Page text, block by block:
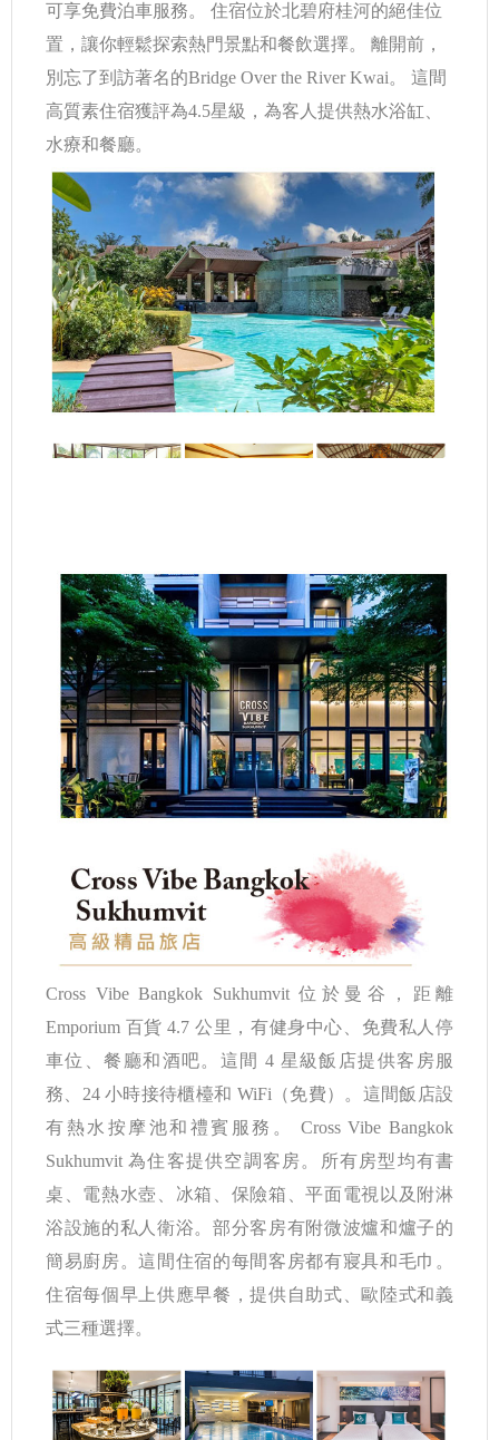
可享免費泊車服務。 住宿位於北碧府桂河的絕佳位
置，讓你輕鬆探索熱門景點和餐飲選擇。 離開前，
別忘了到訪著名的Bridge Over the River Kwai。 這間
高質素住宿獲評為4.5星級，為客人提供熱水浴缸、
水療和餐廳。
Cross Vibe Bangkok Sukhumvit 位於曼谷，距離
Emporium 百貨 4.7 公里，有健身中心、免費私人停
車位、餐廳和酒吧。這間 4 星級飯店提供客房服
務、24 小時接待櫃檯和 WiFi（免費）。這間飯店設
有熱水按摩池和禮賓服務。 Cross Vibe Bangkok
Sukhumvit 為住客提供空調客房。所有房型均有書
桌、電熱水壺、冰箱、保險箱、平面電視以及附淋
浴設施的私人衛浴。部分客房有附微波爐和爐子的
簡易廚房。這間住宿的每間客房都有寢具和毛巾。
住宿每個早上供應早餐，提供自助式、歐陸式和義
式三種選擇。